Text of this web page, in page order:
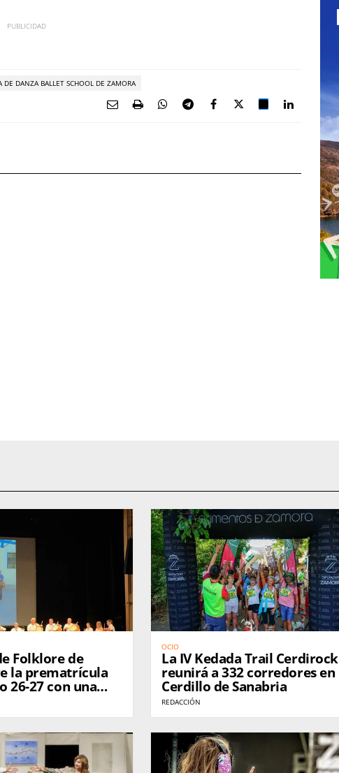
DE DANZA BALLET SCHOOL DE ZAMORA
Folklore de
la prematrícula
26-27 con una
para todas las
OCIO
La IV Kedada Trail Cerdirock
reunirá a 332 corredores en
Cerdillo de Sanabria
REDACCIÓN